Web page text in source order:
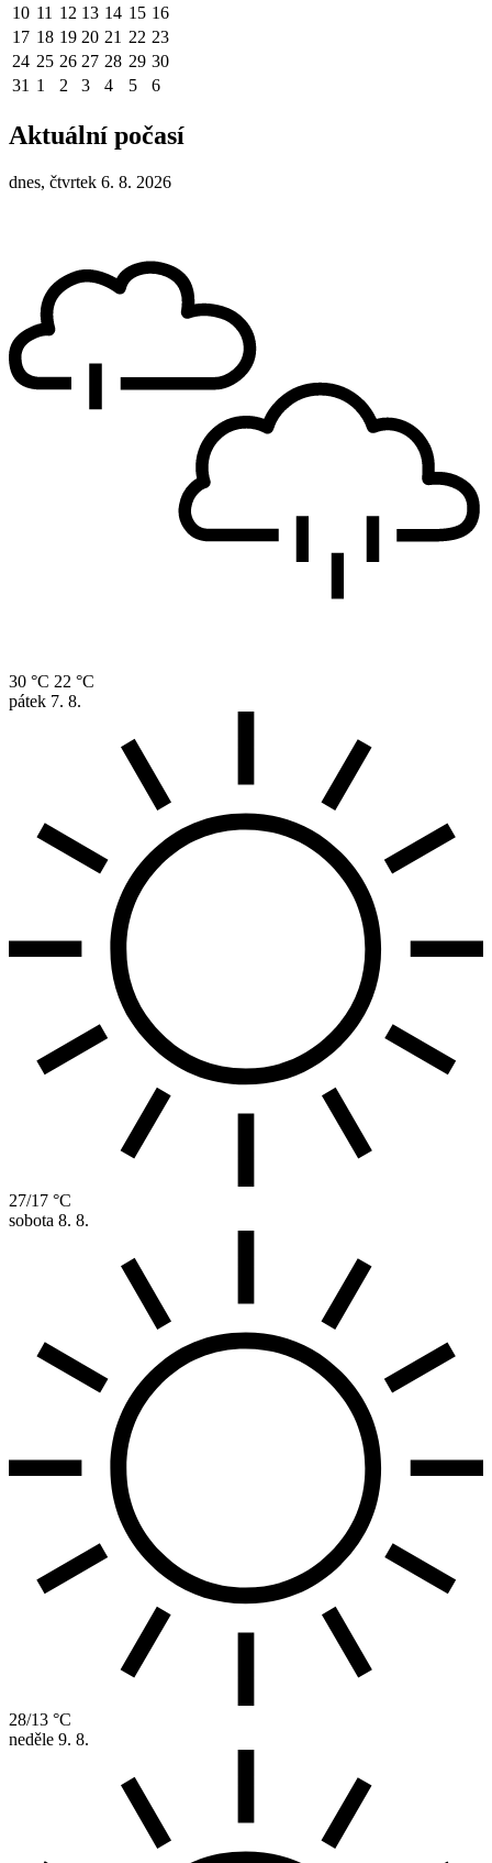
10 11 12 13 14 15 16
17 18 19 20 21 22 23
24 25 26 27 28 29 30
31 1 2 3 4 5 6
Aktuální počasí
dnes, čtvrtek 6. 8. 2026
30 °C 22 °C
pátek 7. 8.
27/17 °C
sobota 8. 8.
28/13 °C
neděle 9. 8.